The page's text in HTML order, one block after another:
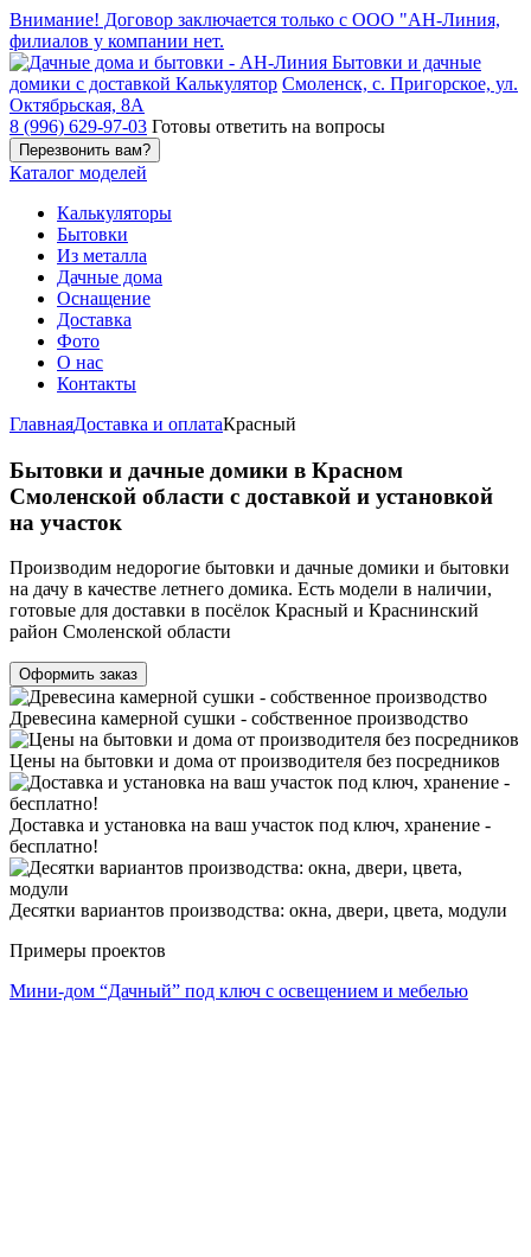
Внимание! Договор заключается только с ООО "АН-Линия,
филиалов у компании нет.
Бытовки и дачные
домики с доставкой Калькулятор Смоленск, с. Пригорское, ул.
Октябрьская, 8А
8 (996) 629-97-03 Готовы ответить на вопросы
Каталог моделей
Калькуляторы
Бытовки
Из металла
Дачные дома
Оснащение
Доставка
Фото
О нас
Контакты
ГлавнаяДоставка и оплатаКрасный
Бытовки и дачные домики в Красном
Смоленской области с доставкой и установкой
на участок
Производим недорогие бытовки и дачные домики и бытовки
на дачу в качестве летнего домика. Есть модели в наличии,
готовые для доставки в посёлок Красный и Краснинский
район Смоленской области
Древесина камерной сушки - собственное производство
Цены на бытовки и дома от производителя без посредников
Доставка и установка на ваш участок под ключ, хранение -
бесплатно!
Десятки вариантов производства: окна, двери, цвета, модули
Примеры проектов
Мини-дом “Дачный” под ключ с освещением и мебелью